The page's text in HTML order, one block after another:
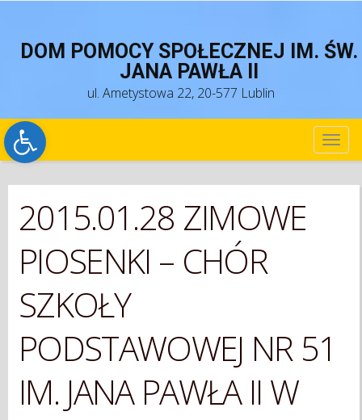
Open toolbar
DOM POMOCY SPOŁECZNEJ IM. ŚW.
JANA PAWŁA II
ul. Ametystowa 22, 20-577 Lublin
2015.01.28 ZIMOWE
PIOSENKI – CHÓR
SZKOŁY
PODSTAWOWEJ NR 51
IM. JANA PAWŁA II W